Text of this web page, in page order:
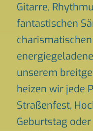
Gitarre,
fantastischen
unserem
heizen wir jede
Straßenfest,
Geburtstag